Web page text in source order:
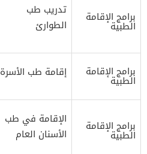
برامج الإقامة
الطبية
تدريب طب
الطوارئ
برامج الإقامة
الطبية
إقامة طب الأسرة
برامج الإقامة
الطبية
الإقامة في طب
الأسنان العام